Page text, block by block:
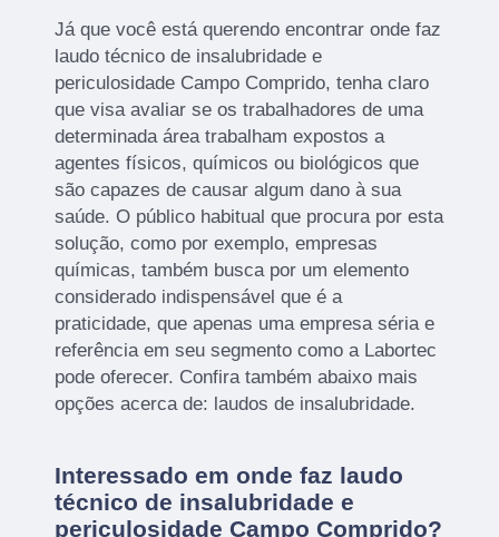
Já que você está querendo encontrar onde faz
laudo técnico de insalubridade e
periculosidade Campo Comprido, tenha claro
que visa avaliar se os trabalhadores de uma
determinada área trabalham expostos a
agentes físicos, químicos ou biológicos que
são capazes de causar algum dano à sua
saúde. O público habitual que procura por esta
solução, como por exemplo, empresas
químicas, também busca por um elemento
considerado indispensável que é a
praticidade, que apenas uma empresa séria e
referência em seu segmento como a Labortec
pode oferecer. Confira também abaixo mais
opções acerca de: laudos de insalubridade.
Interessado em onde faz laudo
técnico de insalubridade e
periculosidade Campo Comprido?